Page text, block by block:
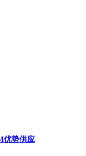
优势供应